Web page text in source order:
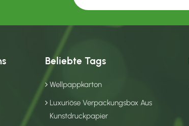
Beliebte Tags
Wellpappkarton
Luxuriöse Verpackungsbox Aus
Kunstdruckpapier